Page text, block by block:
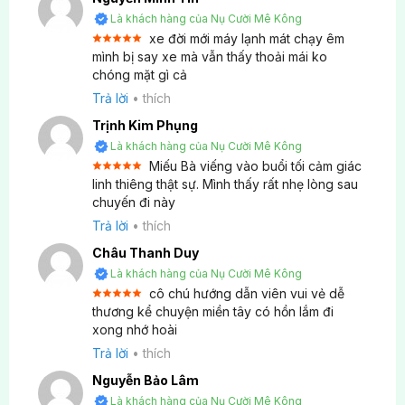
Được, đa số các điểm tham quan đều cho phép
chụp ảnh. Tuy nhiên, khi vào khu vực thờ, quý
khách nên hạn chế chụp ảnh ở nơi tôn nghiêm.
Đặc biệt, tại nơi thờ Bà Chúa Xứ núi Sam có quy
định không được quay phim, chụp ảnh nên quý
khách cần lưu ý để có chuyến đi vui vẻ và trọn
Tour có hoạt động trải nghiệm văn hóa địa phương
không?
Có, quý khách có thể tìm hiểu cuộc sống người dân
miền Tây qua phiên chợ nổi với câu chuyện về
cuộc sống của người dân trên ghe, ghé làng Chăm
An Giang trải nghiệm dệt vải thổ cẩm, khám phá
phong tục tín ngưỡng tại Miếu Bà và chùa Hang.
Là khách hàng của Nụ Cười Mê Kông
Được xếp
hạng55
sao
xe đời mới máy lạnh mát chạy êm
mình bị say xe mà vẫn thấy thoải mái ko
chóng mặt gì cả
Trả lời •thích
Trịnh Kim Phụng
Là khách hàng của Nụ Cười Mê Kông
Được xếp
hạng55
sao
Miếu Bà viếng vào buổi tối cảm giác
linh thiêng thật sự. Mình thấy rất nhẹ lòng sau
chuyến đi này
Trả lời •thích
Châu Thanh Duy
Là khách hàng của Nụ Cười Mê Kông
Được xếp
hạng55
sao
cô chú hướng dẫn viên vui vẻ dễ
thương kể chuyện miền tây có hồn lắm đi
xong nhớ hoài
Trả lời •thích
Nguyễn Bảo Lâm
Là khách hàng của Nụ Cười Mê Kông